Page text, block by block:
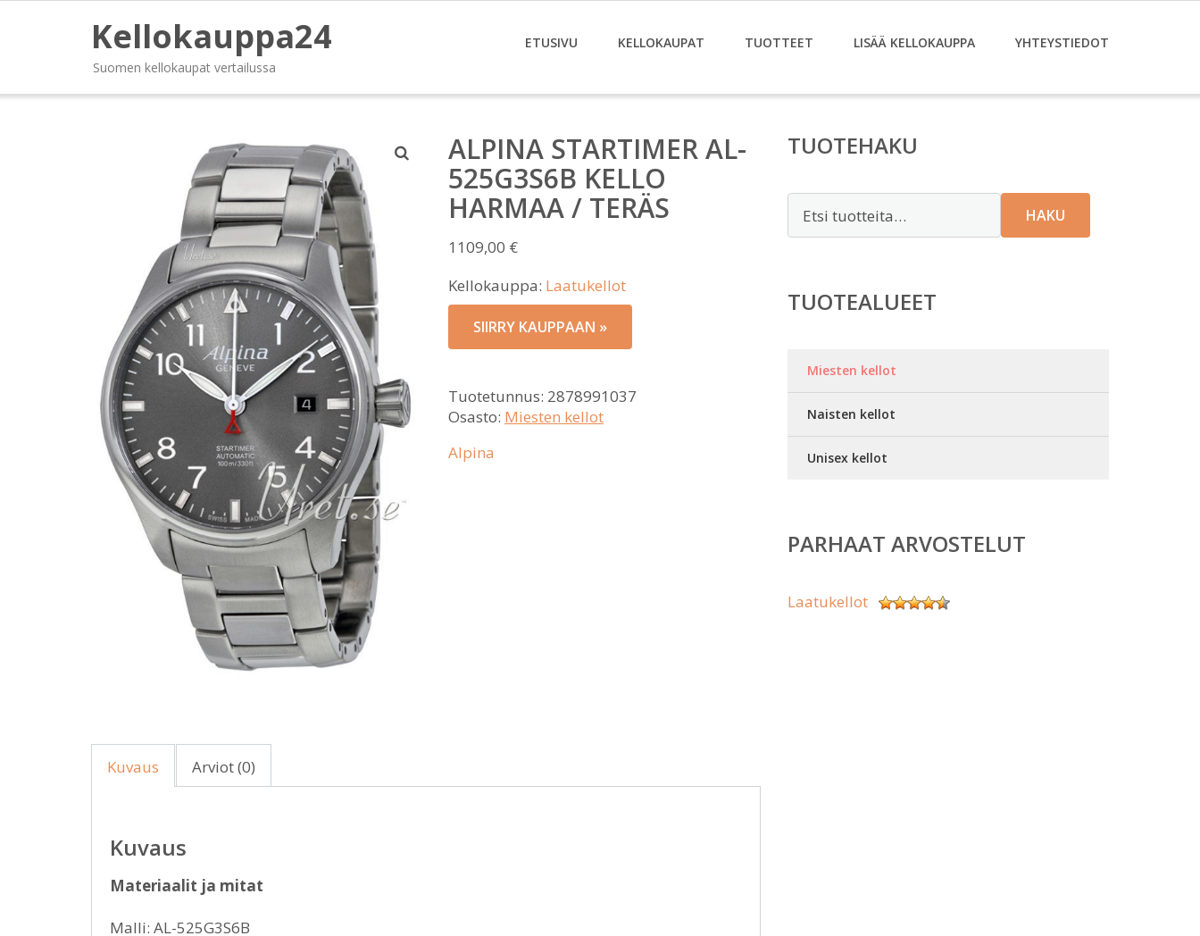
Kellokauppa24
Suomen kellokaupat vertailussa
ETUSIVU KELLOKAUPAT TUOTTEET LISÄÄ KELLOKAUPPA YHTEYSTIEDOT
ALPINA STARTIMER AL-
525G3S6B KELLO
HARMAA / TERÄS
1109,00 €
Kellokauppa: Laatukellot
SIIRRY KAUPPAAN »
Tuotetunnus: 2878991037
Osasto: Miesten kellot
Alpina
Kuvaus Arviot (0)
Kuvaus
Materiaalit ja mitat
Malli: AL-525G3S6B
TUOTEHAKU
HAKU
TUOTEALUEET
Miesten kellot
Naisten kellot
Unisex kellot
PARHAAT ARVOSTELUT
Laatukellot